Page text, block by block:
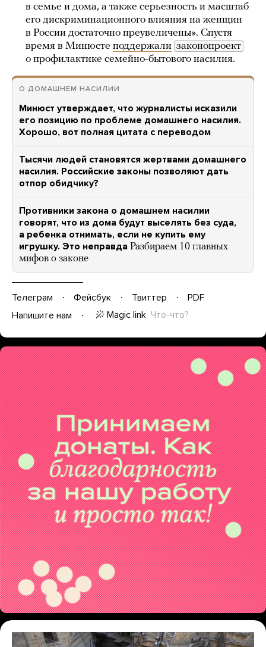
в семье и дома, а также серьезность и масштаб
его дискриминационного влияния на женщин
в России достаточно преувеличены». Спустя
время в Минюсте поддержали законопроект
о профилактике семейно-бытового насилия.
О ДОМАШНЕМ НАСИЛИИ
Минюст утверждает, что журналисты исказили
его позицию по проблеме домашнего насилия.
Хорошо, вот полная цитата с переводом
Тысячи людей становятся жертвами домашнего
насилия. Российские законы позволяют дать
отпор обидчику?
Противники закона о домашнем насилии
говорят, что из дома будут выселять без суда,
а ребенка отнимать, если не купить ему
игрушку. Это неправда Разбираем 10 главных
мифов о законе
Телеграм Фейсбук Твиттер
PDF
Напишите нам
Magic link Что-что?